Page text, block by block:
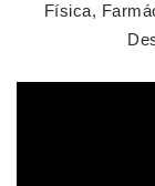
Física,